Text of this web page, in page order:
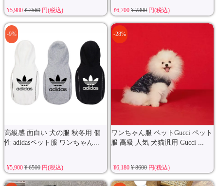
¥5,980 ¥ 7569円(税込) ¥6,700¥ 7300円(税込)
高級感 面白い 犬の服 秋冬用 個
性 adidasペット服 ワンちゃん...
-9%
¥5,900 ¥ 6500円(税込)
ワンちゃん服 ペットGucci ペット
服 高級 人気 犬猫汎用 Gucci ...
-28%
¥6,180¥ 8600円(税込)